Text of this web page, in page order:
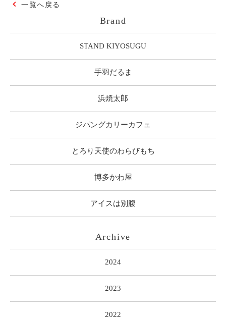
一覧へ戻る
Brand
STAND KIYOSUGU
手羽だるま
浜焼太郎
ジパングカリーカフェ
とろり天使のわらびもち
博多かわ屋
アイスは別腹
Archive
2024
2023
2022